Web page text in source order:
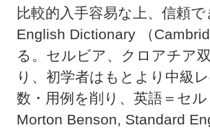
比較的入手容易な上、信頼
English Dictionary （
る。セルビア、クロアチア
り、初学者はもとより中級
数・用例を削り、英語＝セ
Morton Benson, Standard